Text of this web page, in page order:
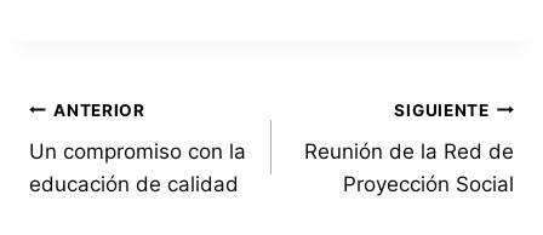
ANTERIOR
Un compromiso con la
educación de calidad
SIGUIENTE
Reunión de la Red de
Proyección Social